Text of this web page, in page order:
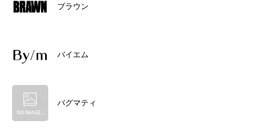
ブラウン
バイエム
バグマティ